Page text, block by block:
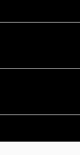
per App oder
wird. Sie erhält